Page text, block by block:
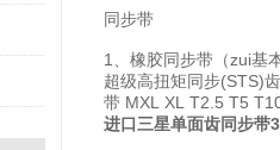
同步带
1、橡胶同步带（zui基
超级高扭矩同步(STS)
带 MXL XL T2.5 T5
进口三星单面齿同步带